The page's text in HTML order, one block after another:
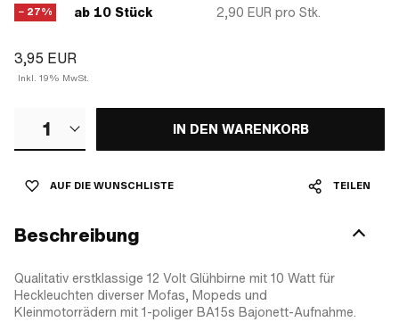
− 27% ab 10 Stück 2,90 EUR pro Stk.
3,95 EUR
Inkl. 19% MwSt.
1 IN DEN WARENKORB
AUF DIE WUNSCHLISTE TEILEN
Beschreibung
Qualitativ erstklassige 12 Volt Glühbirne mit 10 Watt für
Heckleuchten diverser Mofas, Mopeds und
Kleinmotorrädern mit 1-poliger BA15s Bajonett-Aufnahme.